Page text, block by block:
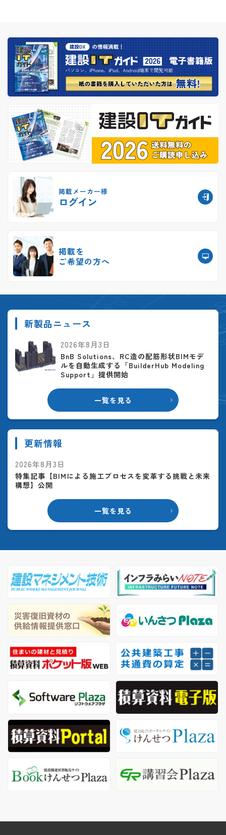
掲載メーカー様
ログイン
掲載を
ご希望の方へ
新製品ニュース
一覧を見る
2026年8月3日
BnB Solutions、RC造の配筋形状BIMモデ
ルを自動生成する「BuilderHub Modeling
Support」提供開始
更新情報
一覧を見る
2026年8月3日
特集記事【BIMによる施工プロセスを変革する挑戦と未来
構想】公開